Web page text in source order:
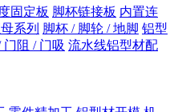
固定板 脚杯链接板 内置连
系列 脚杯 / 脚轮 / 地脚 铝型
门阻 / 门吸 流水线铝型材配